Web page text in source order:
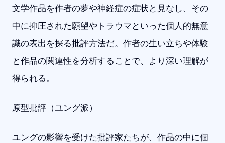
文学作品を作者の夢や神経症の症状と見なし、その
中に抑圧された願望やトラウマといった個人的無意
識の表出を探る批評方法だ。作者の生い立ちや体験
と作品の関連性を分析することで、より深い理解が
得られる。
原型批評（ユング派）
ユングの影響を受けた批評家たちが、作品の中に個